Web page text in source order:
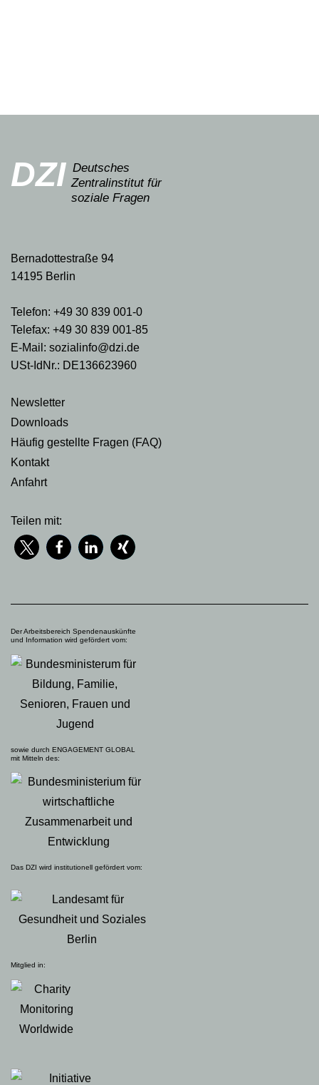
DZI Deutsches
Zentralinstitut für
soziale Fragen
Bernadottestraße 94
14195 Berlin
Telefon: +49 30 839 001-0
Telefax: +49 30 839 001-85
E-Mail: sozialinfo@dzi.de
USt-IdNr.: DE136623960
Newsletter
Downloads
Häufig gestellte Fragen (FAQ)
Kontakt
Anfahrt
Teilen mit:
Der Arbeitsbereich Spendenauskünfte
und Information wird gefördert vom:
sowie durch ENGAGEMENT GLOBAL
mit Mitteln des:
Das DZI wird institutionell gefördert vom:
Mitglied in: